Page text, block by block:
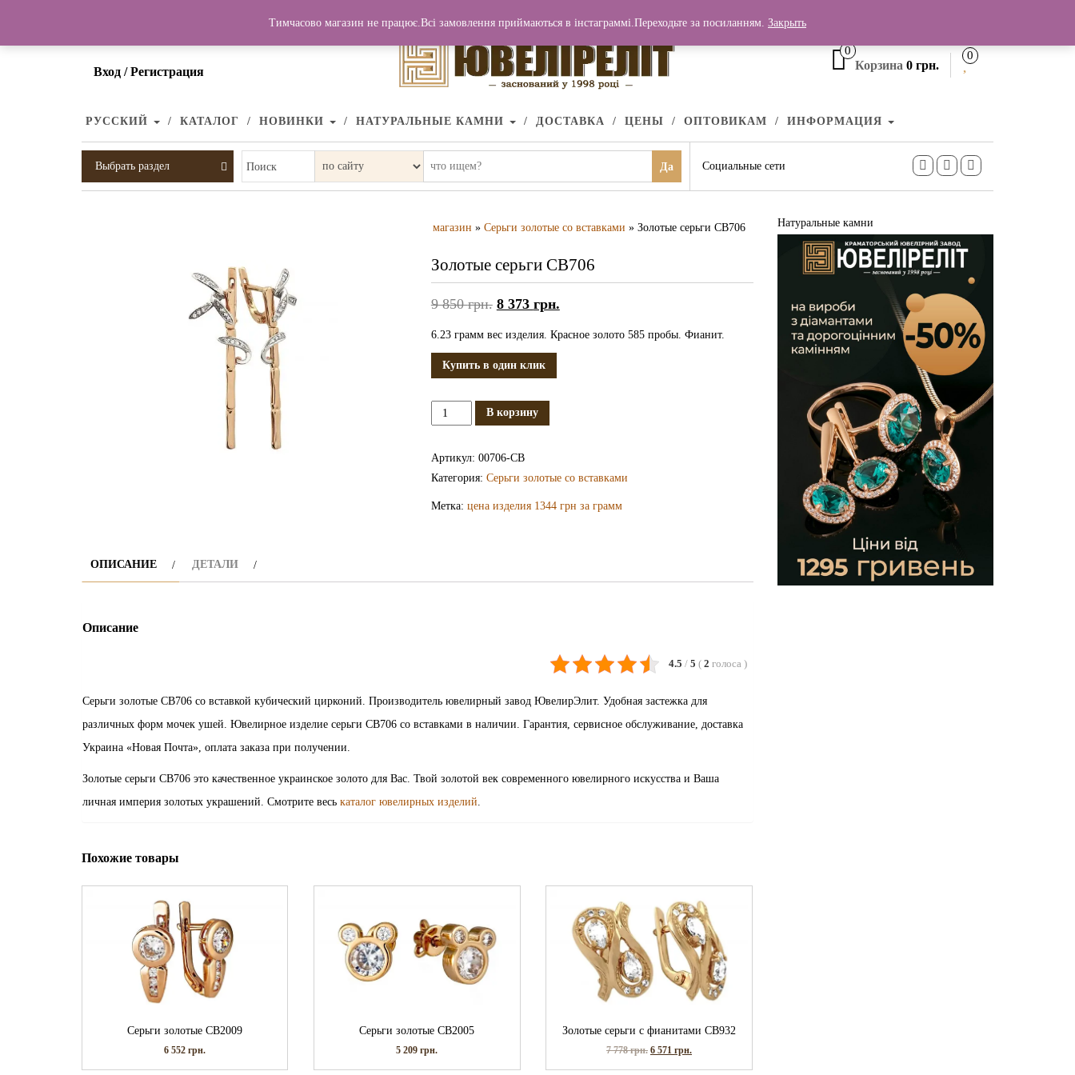
Вход / Регистрация
0
Корзина 0 грн.
0
РУССКИЙ КАТАЛОГ НОВИНКИ НАТУРАЛЬНЫЕ КАМНИ ДОСТАВКА ЦЕНЫ ОПТОВИКАМ ИНФОРМАЦИЯ
Выбрать раздел Поиск Да Социальные сети
магазин » Серьги золотые со вставками » Золотые серьги СВ706
Золотые серьги СВ706
9 850грн. 8 373 грн.
6.23 грамм вес изделия. Красное золото 585 пробы. Фианит.
Купить в один клик
Количество
Золотые
В корзину
Артикул: 00706-СВ
Категория: Серьги золотые со вставками
Метка: цена изделия 1344 грн за грамм
ОПИСАНИЕ ДЕТАЛИ
Описание
4.5 / 5 ( 2 голоса )
Серьги золотые СВ706 со вставкой кубический цирконий. Производитель ювелирный завод ЮвелирЭлит. Удобная застежка для
различных форм мочек ушей. Ювелирное изделие серьги СВ706 со вставками в наличии. Гарантия, сервисное обслуживание, доставка
Украина «Новая Почта», оплата заказа при получении.
Золотые серьги СВ706 это качественное украинское золото для Вас. Твой золотой век современного ювелирного искусства и Ваша
личная империя золотых украшений. Смотрите весь каталог ювелирных изделий.
Похожие товары
Серьги золотые СВ2009
6 552грн.
Серьги золотые СВ2005
5 209грн.
Золотые серьги с фианитами СВ932
7 778грн. 6 571грн.
Натуральные камни
Тимчасово магазин не працює.Всі замовлення приймаються в інстаграммі.Переходьте за посиланням. Закрыть